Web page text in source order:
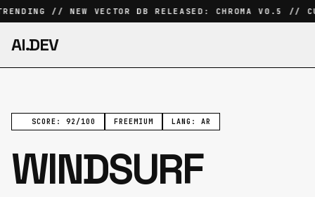
// NEW VECTOR DB RELEASED: CHROMA V0.5
AI.DEV
SCORE: 92/100 FREEMIUM LANG: AR
WINDSURF